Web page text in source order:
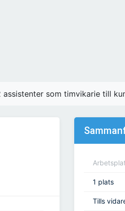
assistenter som timvikarie till
1 plats
Tills